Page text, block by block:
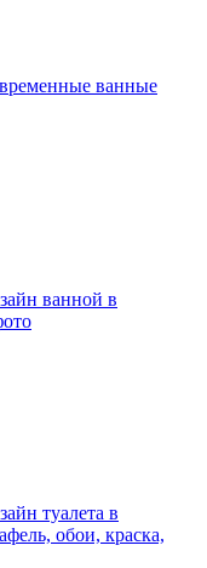
ванные
ванной в
туалета в
обои, краска,